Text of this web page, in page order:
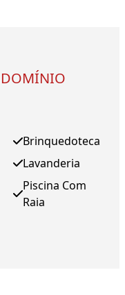
Brinquedoteca
Lavanderia
Piscina Com
Raia